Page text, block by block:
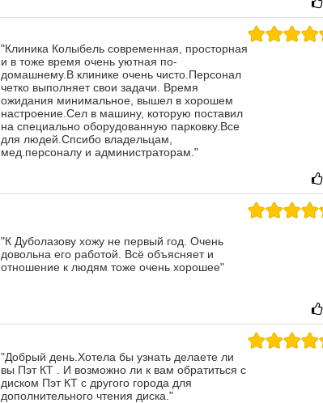
"Клиника Колыбель современная, просторная
и в тоже время очень уютная по-
домашнему.В клинике очень чисто.Персонал
четко выполняет свои задачи. Время
ожидания минимальное, вышел в хорошем
настроение.Сел в машину, которую поставил
на специально оборудованную парковку.Все
для людей.Спсибо владельцам,
мед.персоналу и администраторам."
"К Дуболазову хожу не первый год. Очень
довольна его работой. Всё объясняет и
отношение к людям тоже очень хорошее"
"Добрый день.Хотела бы узнать делаете ли
вы Пэт КТ . И возможно ли к вам обратиться с
диском Пэт КТ с другого города для
дополнительного чтения диска."